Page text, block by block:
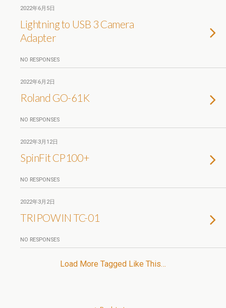
2022年6月5日
Lightning to USB 3 Camera
Adapter
NO RESPONSES
2022年6月2日
Roland GO-61K
NO RESPONSES
2022年3月12日
SpinFit CP100+
NO RESPONSES
2022年3月2日
TRIPOWIN TC-01
NO RESPONSES
Load More Tagged Like This…